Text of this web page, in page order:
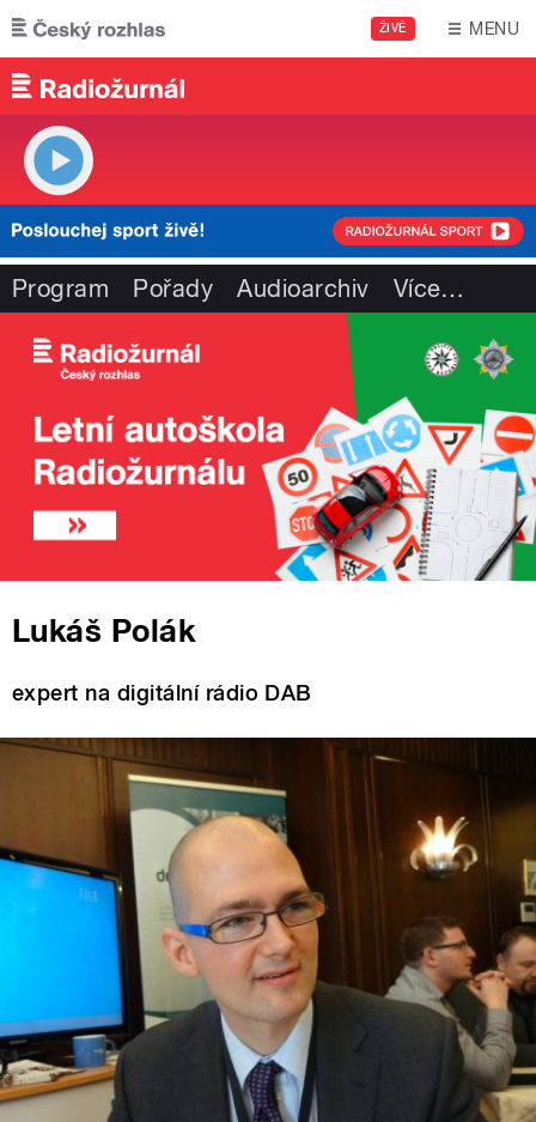
Přejít k hlavnímu obsahu
ŽIVĚ MENU
Program Pořady Audioarchiv Více…
Lukáš Polák
expert na digitální rádio DAB